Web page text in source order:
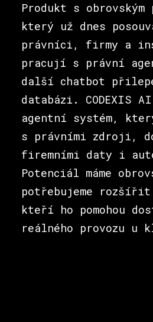
Produkt s obrovským
který už dnes
právníci, firmy a
pracují s právní
další chatbot
databázi. CODEXIS
agentní systém,
s právními zdroji,
firemními daty i
Potenciál máme
potřebujeme
kteří ho pomohou
reálného provozu u